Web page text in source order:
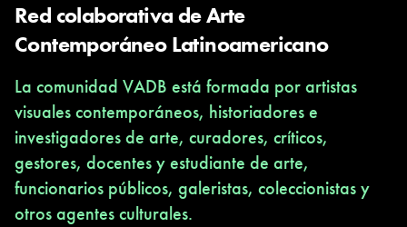
Red colaborativa de Arte
Contemporáneo Latinoamericano
La comunidad VADB está formada por artistas
visuales contemporáneos, historiadores e
investigadores de arte, curadores, críticos,
gestores, docentes y estudiante de arte,
funcionarios públicos, galeristas, coleccionistas y
otros agentes culturales.